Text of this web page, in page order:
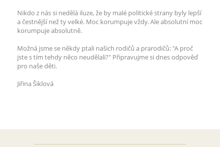
Nikdo z nás si nedělá iluze, že by malé politické strany byly lepší
a čestnější než ty velké. Moc korumpuje vždy. Ale absolutní moc
korumpuje absolutně.
Možná jsme se někdy ptali našich rodičů a prarodičů: "A proč
jste s tím tehdy něco neudělali?" Připravujme si dnes odpověď
pro naše děti.
Jiřina Šiklová